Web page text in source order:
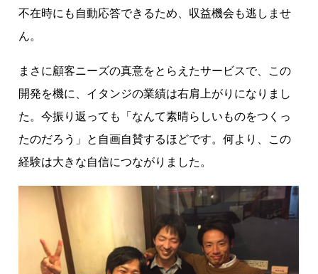
不在時にも自動応答できるため、収益機会も逃しませ
ん。
まさに顧客ニーズの真意をとらえたサービスで、この
開発を機に、イタンジの業績は右肩上がりになりまし
た。今振り返っても「なんて素晴らしいものをつくっ
たのだろう」と自画自賛するほどです。何より、この
経験は大きな自信につながりました。